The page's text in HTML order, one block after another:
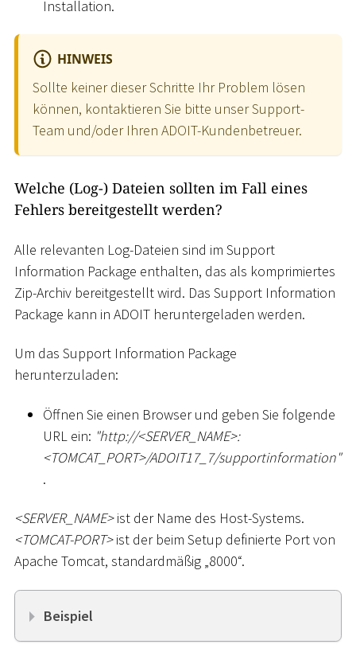
Installation.
HINWEIS
Sollte keiner dieser Schritte Ihr Problem lösen
können, kontaktieren Sie bitte unser Support-
Team und/oder Ihren ADOIT-Kundenbetreuer.
Welche (Log-) Dateien sollten im Fall eines
Fehlers bereitgestellt werden?
Alle relevanten Log-Dateien sind im Support
Information Package enthalten, das als komprimiertes
Zip-Archiv bereitgestellt wird. Das Support Information
Package kann in ADOIT heruntergeladen werden.
Um das Support Information Package
herunterzuladen:
Öffnen Sie einen Browser und geben Sie folgende
URL ein: "http://<SERVER_NAME>:
<TOMCAT_PORT>/ADOIT17_7/supportinformation"
.
<SERVER_NAME>ist der Name des Host-Systems.
<TOMCAT-PORT>ist der beim Setup definierte Port von
Apache Tomcat, standardmäßig „8000“.
Beispiel